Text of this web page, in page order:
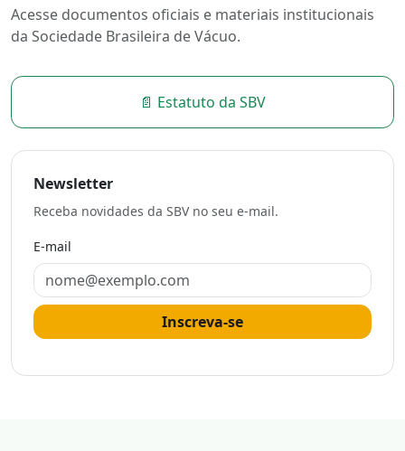
Acesse documentos oficiais e materiais institucionais
da Sociedade Brasileira de Vácuo.
📄 Estatuto da SBV
Newsletter
Receba novidades da SBV no seu e-mail.
E-mail
Inscreva-se